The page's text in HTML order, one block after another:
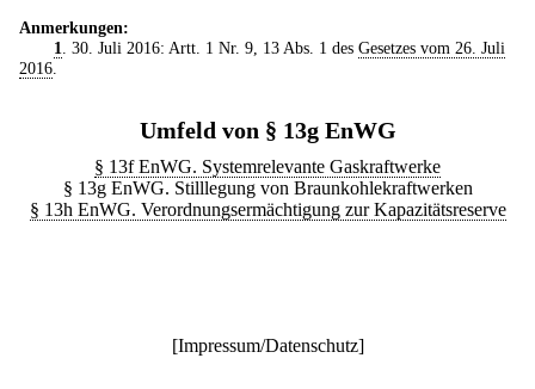
Anmerkungen:
1
. 30. Juli 2016: Artt. 1 Nr. 9, 13 Abs. 1 des Gesetzes vom 26. Juli
2016
Umfeld von § 13g EnWG
§ 13f EnWG. Systemrelevante Gaskraftwerke
§ 13g EnWG. Stilllegung von Braunkohlekraftwerken
§ 13h EnWG. Verordnungsermächtigung zur Kapazitätsreserve
[Impressum/Datenschutz]